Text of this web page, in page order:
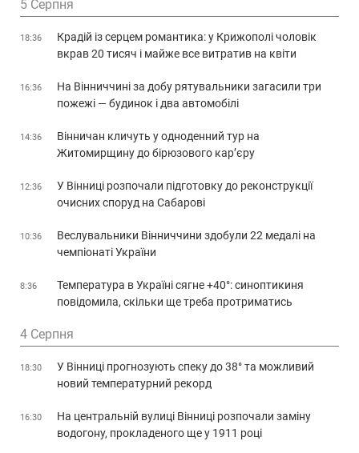
5 Серпня
18:36
Крадій із серцем романтика: у Крижополі чоловік
вкрав 20 тисяч і майже все витратив на квіти
16:36
На Вінниччині за добу рятувальники загасили три
пожежі — будинок і два автомобілі
14:36
Вінничан кличуть у одноденний тур на
Житомирщину до бірюзового кар’єру
12:36
У Вінниці розпочали підготовку до реконструкції
очисних споруд на Сабарові
10:36
Веслувальники Вінниччини здобули 22 медалі на
чемпіонаті України
8:36
Температура в Україні сягне +40°: синоптикиня
повідомила, скільки ще треба протриматись
4 Серпня
18:30
У Вінниці прогнозують спеку до 38° та можливий
новий температурний рекорд
16:30
На центральній вулиці Вінниці розпочали заміну
водогону, прокладеного ще у 1911 році